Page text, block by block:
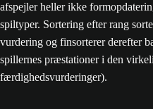
afspejler heller ikke
spiltyper. Sortering efter rang
vurdering og finsorterer derefter
spillernes præstationer i den
færdighedsvurderinger).